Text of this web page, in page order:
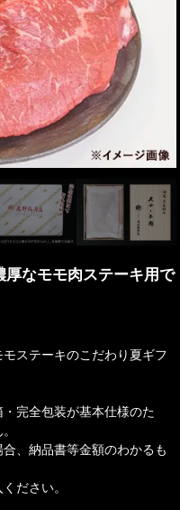
なモモ肉ステーキ用で
ステーキのこだわり夏ギフ
完全包装が基本仕様のた
、納品書等金額のわかるも
ださい。